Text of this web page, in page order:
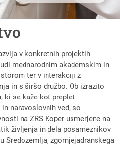
v konkretnih projektih
mednarodnim akademskim in
ter v interakciji z
in s širšo družbo. Ob izrazito
ki se kaže kot preplet
naravoslovnih ved, so
na ZRS Koper usmerjene na
življenja in dela posameznikov
Sredozemlja, zgornjejadranskega